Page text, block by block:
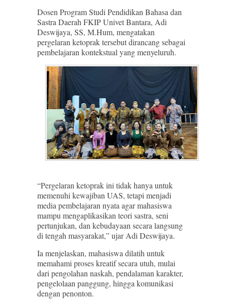
Dosen Program Studi Pendidikan Bahasa dan
Sastra Daerah FKIP Univet Bantara, Adi
Deswijaya, SS, M.Hum, mengatakan
pergelaran ketoprak tersebut dirancang sebagai
pembelajaran kontekstual yang menyeluruh.
“Pergelaran ketoprak ini tidak hanya untuk
memenuhi kewajiban UAS, tetapi menjadi
media pembelajaran nyata agar mahasiswa
mampu mengaplikasikan teori sastra, seni
pertunjukan, dan kebudayaan secara langsung
di tengah masyarakat,” ujar Adi Deswijaya.
Ia menjelaskan, mahasiswa dilatih untuk
memahami proses kreatif secara utuh, mulai
dari pengolahan naskah, pendalaman karakter,
pengelolaan panggung, hingga komunikasi
dengan penonton.